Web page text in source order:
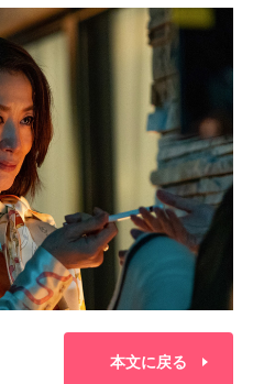
本文に戻る